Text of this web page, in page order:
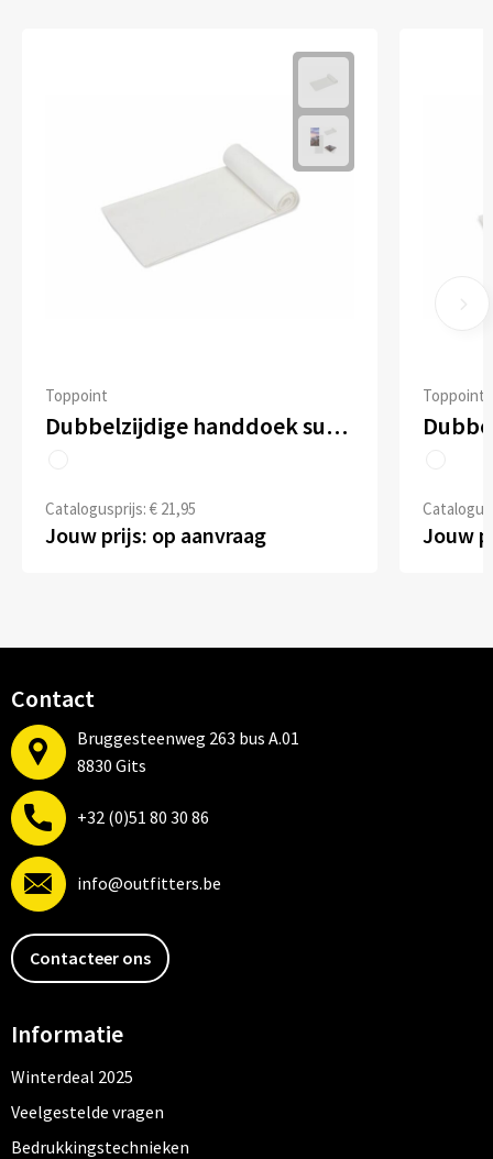
Toppoint
Dubbelzijdige handdoek sublimatie 100 x 180 cm 400 g/m²
Catalogusprijs: € 21,95
Jouw prijs: op aanvraag
Toppoint
Jouw
Contact
Bruggesteenweg 263 bus A.01
8830 Gits
+32 (0)51 80 30 86
info@outfitters.be
Contacteer ons
Informatie
Winterdeal 2025
Veelgestelde vragen
Bedrukkingstechnieken